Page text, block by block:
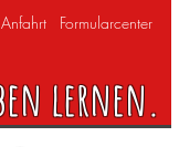
Anfahrt Formularcenter
lernen.